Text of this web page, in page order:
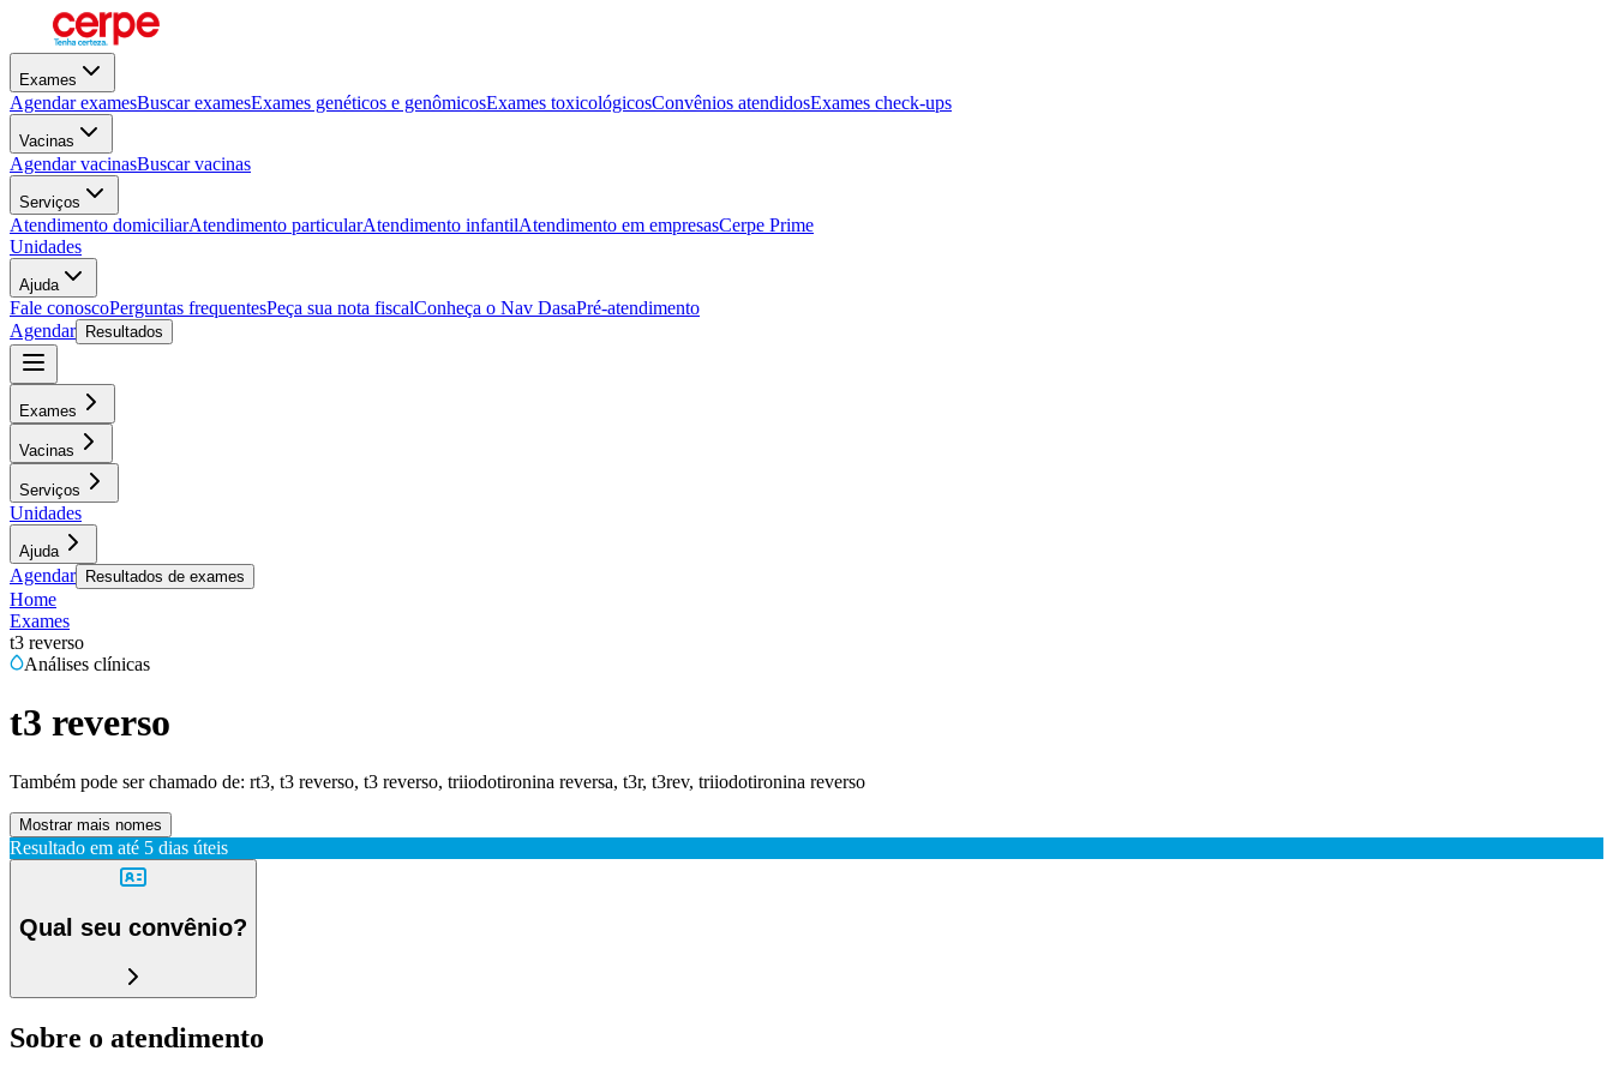
Exames
Agendar examesBuscar examesExames genéticos e genômicosExames toxicológicosConvênios atendidosExames check-ups
Vacinas
Agendar vacinasBuscar vacinas
Serviços
Atendimento domiciliarAtendimento particularAtendimento infantilAtendimento em empresasCerpe Prime
Unidades
Ajuda
Fale conoscoPerguntas frequentesPeça sua nota fiscalConheça o Nav DasaPré-atendimento
Agendar
Resultados
Exames
Vacinas
Serviços
Unidades
Ajuda
Agendar Resultados de exames
Home
Exames
t3 reverso
Análises clínicas
t3 reverso
Também pode ser chamado de: rt3, t3 reverso, t3 reverso, triiodotironina reversa, t3r, t3rev, triiodotironina reverso
Mostrar mais nomes
Resultado em até 5 dias úteis
Qual seu convênio?
Sobre o atendimento